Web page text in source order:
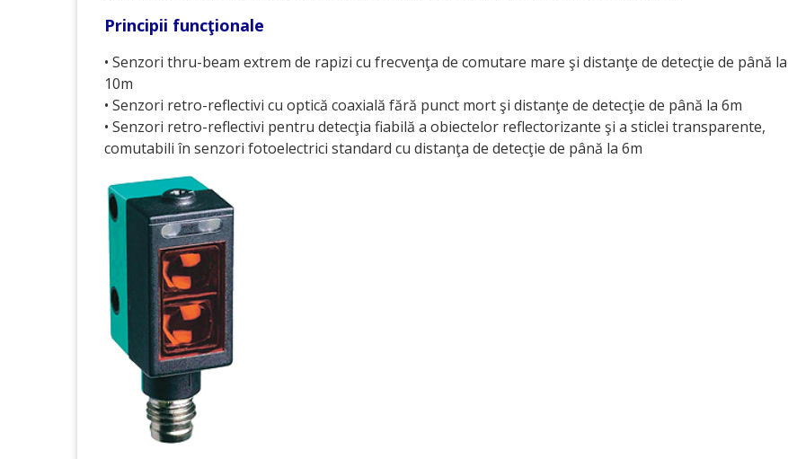
Principii funcţionale
• Senzori thru-beam extrem de rapizi cu frecvenţa de comutare mare şi distanţe de detecţie de până la
10m
• Senzori retro-reflectivi cu optică coaxială fără punct mort şi distanţe de detecţie de până la 6m
• Senzori retro-reflectivi pentru detecţia fiabilă a obiectelor reflectorizante şi a sticlei transparente,
comutabili în senzori fotoelectrici standard cu distanţa de detecţie de până la 6m